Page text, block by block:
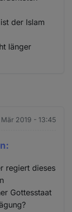
der Islam
länger
Mär 2019 - 13:45
regiert dieses
Gottesstaat